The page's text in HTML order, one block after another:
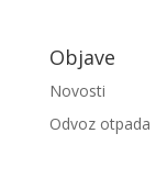
Objave
Novosti
Odvoz otpada